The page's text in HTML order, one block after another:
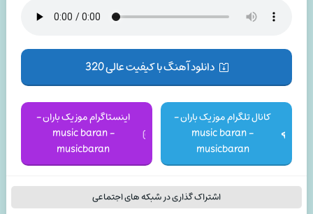
دانلود آهنگ با کیفیت عالی 320
کانال تلگرام موزیک باران -
music baran -
musicbaran
اینستاگرام موزیک باران -
music baran -
musicbaran
اشتراک گذاری در شبکه های اجتماعی